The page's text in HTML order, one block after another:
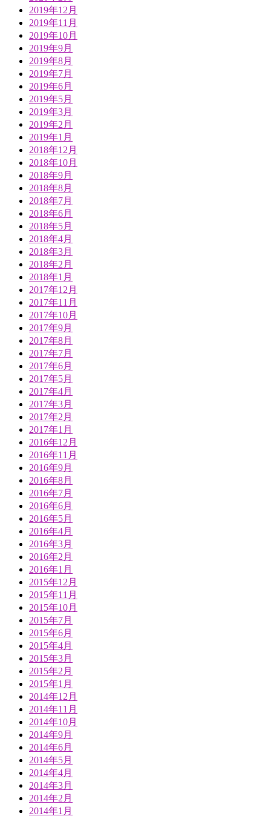
2019年12月
2019年11月
2019年10月
2019年9月
2019年8月
2019年7月
2019年6月
2019年5月
2019年3月
2019年2月
2019年1月
2018年12月
2018年10月
2018年9月
2018年8月
2018年7月
2018年6月
2018年5月
2018年4月
2018年3月
2018年2月
2018年1月
2017年12月
2017年11月
2017年10月
2017年9月
2017年8月
2017年7月
2017年6月
2017年5月
2017年4月
2017年3月
2017年2月
2017年1月
2016年12月
2016年11月
2016年9月
2016年8月
2016年7月
2016年6月
2016年5月
2016年4月
2016年3月
2016年2月
2016年1月
2015年12月
2015年11月
2015年10月
2015年7月
2015年6月
2015年4月
2015年3月
2015年2月
2015年1月
2014年12月
2014年11月
2014年10月
2014年9月
2014年6月
2014年5月
2014年4月
2014年3月
2014年2月
2014年1月